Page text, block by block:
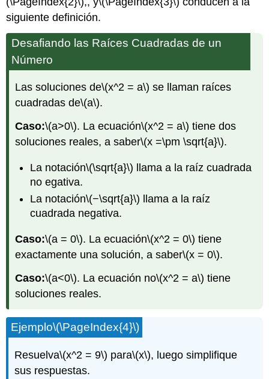
siguiente definición.
Desafiando las Raíces Cuadradas de un
Número
Las soluciones de\(x^2 = a\) se llaman raíces
cuadradas de\(a\).
Caso:\(a>0\). La ecuación\(x^2 = a\) tiene dos
soluciones reales, a saber\(x =\pm \sqrt{a}\).
La notación\(\sqrt{a}\) llama a la raíz cuadrada
no egativa.
La notación\(−\sqrt{a}\) llama a la raíz
cuadrada negativa.
Caso:\(a = 0\). La ecuación\(x^2 = 0\) tiene
exactamente una solución, a saber\(x = 0\).
Caso:\(a<0\). La ecuación no\(x^2 = a\) tiene
soluciones reales.
Ejemplo\(\PageIndex{4}\)
Resuelva\(x^2 = 9\) para\(x\), luego simplifique
sus respuestas.